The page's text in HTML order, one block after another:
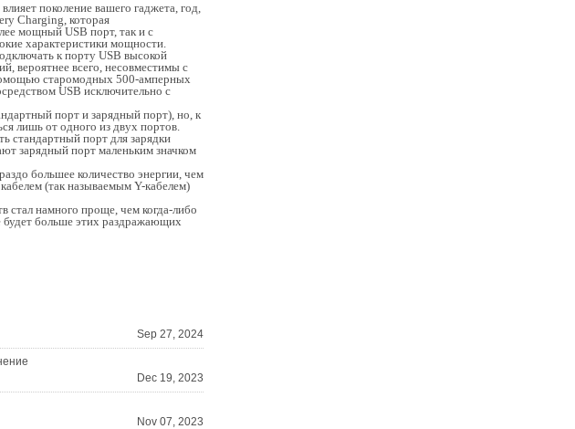
поколение вашего гаджета, год,
Charging, которая
мощный USB порт, так и с
характеристики мощности.
к порту USB высокой
вероятнее всего, несовместимы с
старомодных 500-амперных
USB исключительно с
порт и зарядный порт), но, к
лишь от одного из двух портов.
стандартный порт для зарядки
зарядный порт маленьким значком
большее количество энергии, чем
(так называемым Y-кабелем)
стал намного проще, чем когда-либо
будет больше этих раздражающих
Sep 27, 2024
Dec 19, 2023
Nov 07, 2023